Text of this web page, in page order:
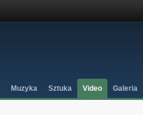
Muzyka Sztuka Video Galeria